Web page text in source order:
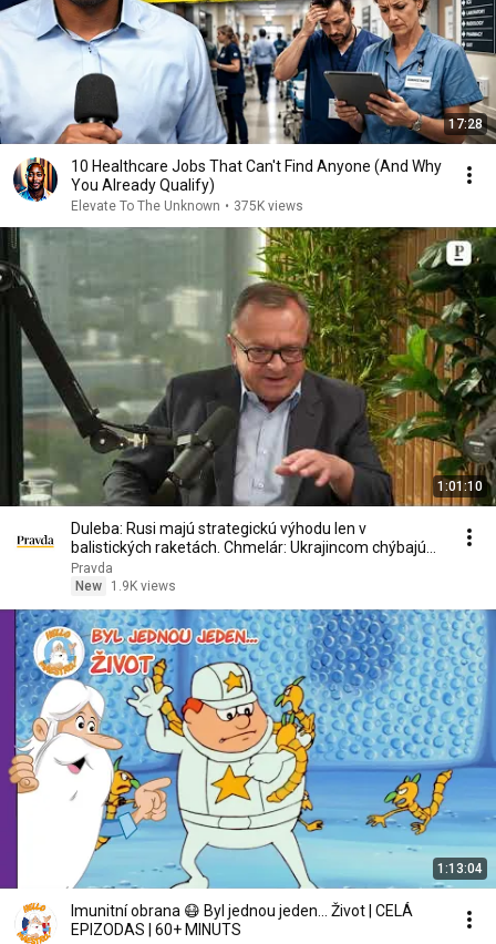
17:28
10 Healthcare Jobs That Can't Find Anyone (And Why
You Already Qualify)
Elevate To The Unknown • 375K views
1:01:10
Duleba: Rusi majú strategickú výhodu len v
balistických raketách. Chmelár: Ukrajincom chýbajú
ľudia
Pravda
New
1.9K views
1:13:04
Imunitní obrana 😷 Byl jednou jeden… Život | CELÁ
EPIZODAS | 60+ MINUTS